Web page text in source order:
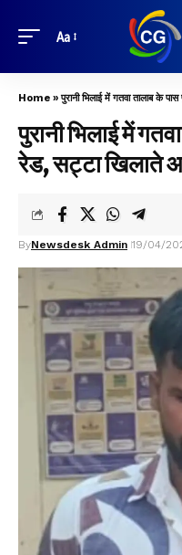
Aa
Home »पुरानी भिलाई में गतवा तालाब के
पुरानी भिलाई में
रेड, सट्टा खिलाते
ByNewsdesk Admin 19/04/